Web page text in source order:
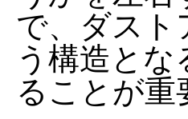
で、ダスト
う構造と
ることが重